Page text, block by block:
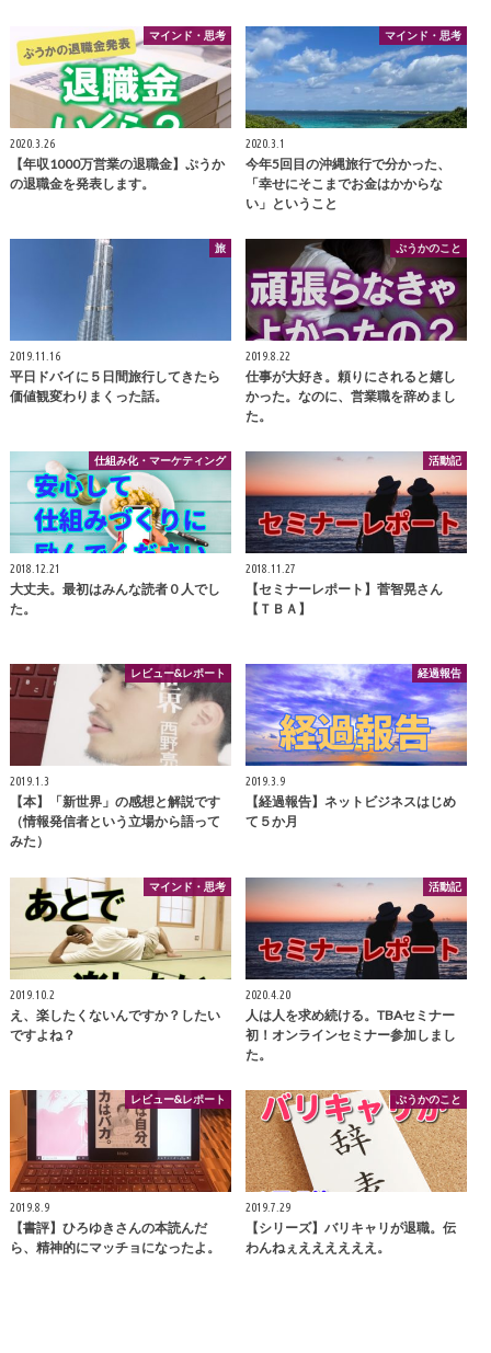
マインド・思考
2020.3.26
【年収1000万営業の退職金】ぷうか
の退職金を発表します。
マインド・思考
2020.3.1
今年5回目の沖縄旅行で分かった、
「幸せにそこまでお金はかからな
い」ということ
旅
2019.11.16
平日ドバイに５日間旅行してきたら
価値観変わりまくった話。
ぷうかのこと
2019.8.22
仕事が大好き。頼りにされると嬉し
かった。なのに、営業職を辞めまし
た。
仕組み化・マーケティング
2018.12.21
大丈夫。最初はみんな読者０人でし
た。
活動記
2018.11.27
【セミナーレポート】菅智晃さん
【ＴＢＡ】
レビュー&レポート
2019.1.3
【本】「新世界」の感想と解説です
（情報発信者という立場から語って
みた）
経過報告
2019.3.9
【経過報告】ネットビジネスはじめ
て５か月
マインド・思考
2019.10.2
え、楽したくないんですか？したい
ですよね？
活動記
2020.4.20
人は人を求め続ける。TBAセミナー
初！オンラインセミナー参加しまし
た。
レビュー&レポート
2019.8.9
【書評】ひろゆきさんの本読んだ
ら、精神的にマッチョになったよ。
ぷうかのこと
2019.7.29
【シリーズ】バリキャリが退職。伝
わんねぇええええええ。